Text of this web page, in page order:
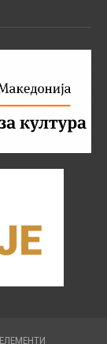
ЕЛЕМЕНТИ